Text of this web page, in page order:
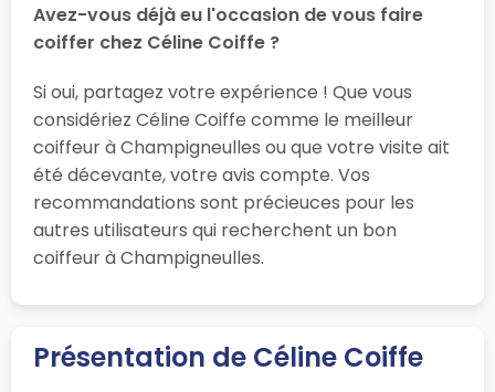
Avez-vous déjà eu l'occasion de vous faire
coiffer chez Céline Coiffe ?
Si oui, partagez votre expérience ! Que vous
considériez Céline Coiffe comme le meilleur
coiffeur à Champigneulles ou que votre visite ait
été décevante, votre avis compte. Vos
recommandations sont précieuces pour les
autres utilisateurs qui recherchent un bon
coiffeur à Champigneulles.
Présentation de Céline Coiffe